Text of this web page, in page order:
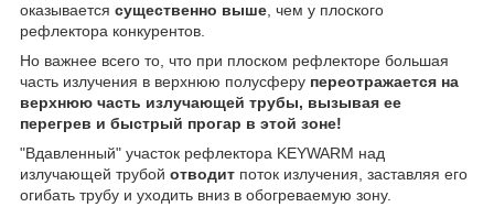
оказывается существенно выше, чем у плоского
рефлектора конкурентов.
Но важнее всего то, что при плоском рефлекторе большая
часть излучения в верхнюю полусферу переотражается на
верхнюю часть излучающей трубы, вызывая ее
перегрев и быстрый прогар в этой зоне!
"Вдавленный" участок рефлектора KEYWARM над
излучающей трубой отводит поток излучения, заставляя его
огибать трубу и уходить вниз в обогреваемую зону.